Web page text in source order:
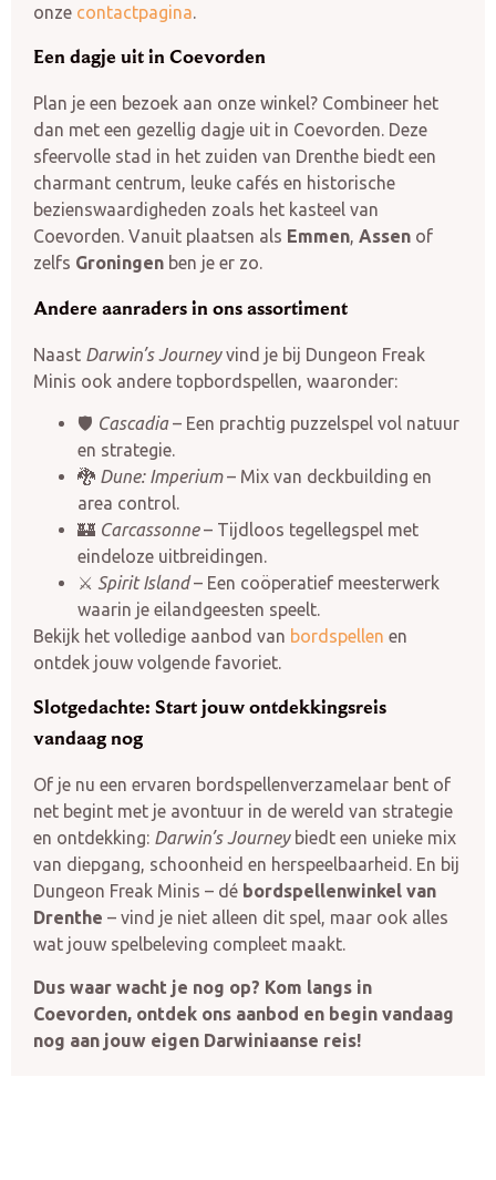
onze contactpagina.
Een dagje uit in Coevorden
Plan je een bezoek aan onze winkel? Combineer het
dan met een gezellig dagje uit in Coevorden. Deze
sfeervolle stad in het zuiden van Drenthe biedt een
charmant centrum, leuke cafés en historische
bezienswaardigheden zoals het kasteel van
Coevorden. Vanuit plaatsen als Emmen, Assen of
zelfs Groningen ben je er zo.
Andere aanraders in ons assortiment
Naast Darwin’s Journeyvind je bij Dungeon Freak
Minis ook andere topbordspellen, waaronder:
🛡️ Cascadia– Een prachtig puzzelspel vol natuur
en strategie.
🐉 Dune: Imperium– Mix van deckbuilding en
area control.
🏰 Carcassonne– Tijdloos tegellegspel met
eindeloze uitbreidingen.
⚔️ Spirit Island– Een coöperatief meesterwerk
waarin je eilandgeesten speelt.
Bekijk het volledige aanbod van bordspellen en
ontdek jouw volgende favoriet.
Slotgedachte: Start jouw ontdekkingsreis
vandaag nog
Of je nu een ervaren bordspellenverzamelaar bent of
net begint met je avontuur in de wereld van strategie
en ontdekking: Darwin’s Journeybiedt een unieke mix
van diepgang, schoonheid en herspeelbaarheid. En bij
Dungeon Freak Minis – dé bordspellenwinkel van
Drenthe – vind je niet alleen dit spel, maar ook alles
wat jouw spelbeleving compleet maakt.
Dus waar wacht je nog op? Kom langs in
Coevorden, ontdek ons aanbod en begin vandaag
nog aan jouw eigen Darwiniaanse reis!